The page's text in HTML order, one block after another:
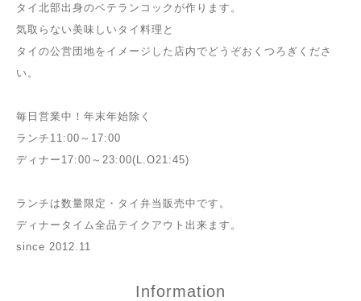
タイ北部出身のベテランコックが作ります。
気取らない美味しいタイ料理と
タイの公営団地をイメージした店内でどうぞおくつろぎくださ
い。
毎日営業中！年末年始除く
ランチ11:00～17:00
ディナー17:00～23:00(L.O21:45)
ランチは数量限定・タイ弁当販売中です。
ディナータイム全品テイクアウト出来ます。
since 2012.11
Information